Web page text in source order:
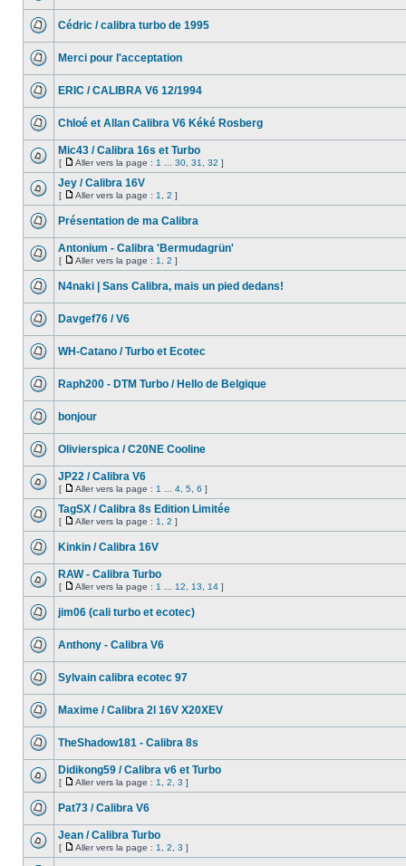
Cédric / calibra turbo de 1995
Merci pour l'acceptation
ERIC / CALIBRA V6 12/1994
Chloé et Allan Calibra V6 Kéké Rosberg
Mic43 / Calibra 16s et Turbo
[ Aller vers la page : 1 30 31 32 ]
Jey / Calibra 16V
[ Aller vers la page : 1 2 ]
Présentation de ma Calibra
Antonium - Calibra 'Bermudagrün'
[ Aller vers la page : 1 2 ]
N4naki | Sans Calibra, mais un pied dedans!
Davgef76 / V6
WH-Catano / Turbo et Ecotec
Raph200 - DTM Turbo / Hello de Belgique
bonjour
Olivierspica / C20NE Cooline
JP22 / Calibra V6
[ Aller vers la page : 1 4 5 6 ]
TagSX / Calibra 8s Edition Limitée
[ Aller vers la page : 1 2 ]
Kinkin / Calibra 16V
RAW - Calibra Turbo
[ Aller vers la page : 1 12 13 14 ]
jim06 (cali turbo et ecotec)
Anthony - Calibra V6
Sylvain calibra ecotec 97
Maxime / Calibra 2l 16V X20XEV
TheShadow181 - Calibra 8s
Didikong59 / Calibra v6 et Turbo
[ Aller vers la page : 1 2 3 ]
Pat73 / Calibra V6
Jean / Calibra Turbo
[ Aller vers la page : 1 2 3 ]